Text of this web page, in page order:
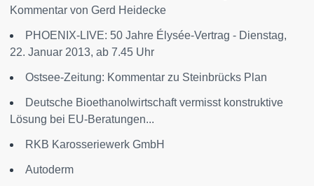
Kommentar von Gerd Heidecke
PHOENIX-LIVE: 50 Jahre Élysée-Vertrag - Dienstag,
22. Januar 2013, ab 7.45 Uhr
Ostsee-Zeitung: Kommentar zu Steinbrücks Plan
Deutsche Bioethanolwirtschaft vermisst konstruktive
Lösung bei EU-Beratungen...
RKB Karosseriewerk GmbH
Autoderm